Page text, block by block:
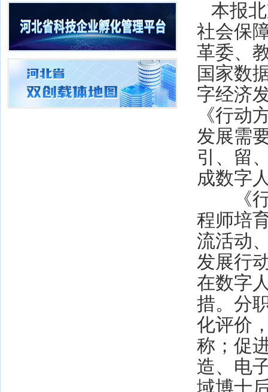
本报
社会保
革委、
国家数
字经济
《行动
发展需
引、留
成数字
《行
程师培
流活动
发展行
在数字
措。分
化评价
称；促
造、电
域博士